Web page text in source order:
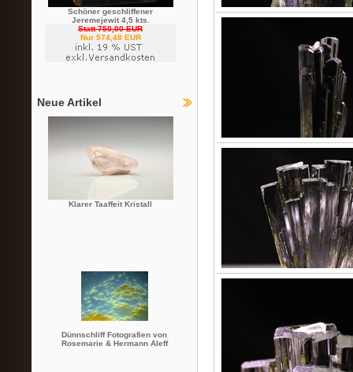
Schöner geschliffener
Jeremejewit 4,5 kts.
Statt 750,00 EUR
Nur 574,48 EUR
Neue Artikel
Klarer Taaffeit Kristall
Dünnschliff Fotografien von
Rosemarie & Hermann Aleff